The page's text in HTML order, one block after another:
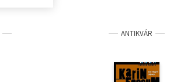
ANTIKVÁR